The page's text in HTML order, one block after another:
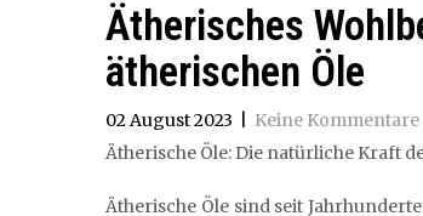
Ätherisches
ätherischen Öle
02 August 2023
Keine Kommentare
Ätherische Öle: Die natürliche Kraft
Ätherische Öle sind seit